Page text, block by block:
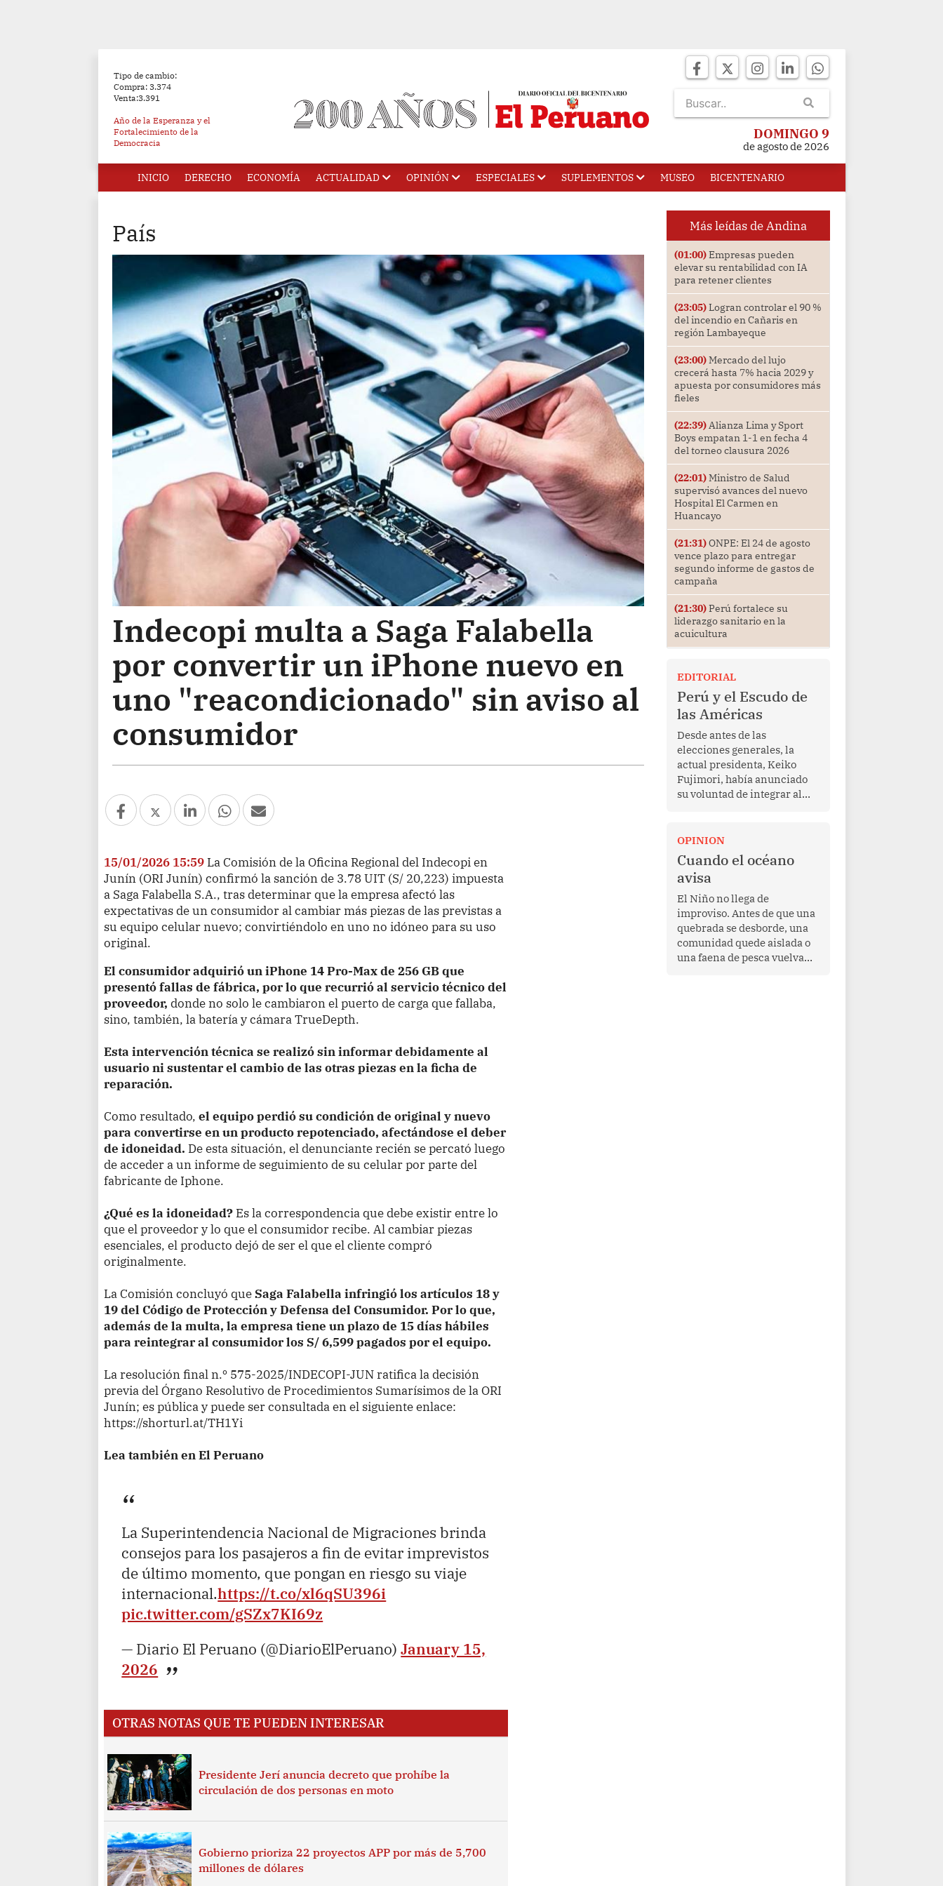
Tipo de cambio:
Compra: 3.374
Venta:3.391
Año de la Esperanza y el
Fortalecimiento de la
Democracia
DOMINGO 9
de agosto de 2026
INICIO DERECHO ECONOMÍA ACTUALIDAD OPINIÓN ESPECIALES SUPLEMENTOS MUSEO BICENTENARIO
País
Indecopi multa a Saga Falabella
por convertir un iPhone nuevo en
uno "reacondicionado" sin aviso al
consumidor
15/01/2026 15:59 La Comisión de la Oficina Regional del Indecopi en
Junín (ORI Junín) confirmó la sanción de 3.78 UIT (S/ 20,223) impuesta
a Saga Falabella S.A., tras determinar que la empresa afectó las
expectativas de un consumidor al cambiar más piezas de las previstas a
su equipo celular nuevo; convirtiéndolo en uno no idóneo para su uso
original.
El consumidor adquirió un iPhone 14 Pro-Max de 256 GB que
presentó fallas de fábrica, por lo que recurrió al servicio técnico del
proveedor,donde no solo le cambiaron el puerto de carga que fallaba,
sino, también, la batería y cámara TrueDepth.
Esta intervención técnica se realizó sin informar debidamente al
usuario ni sustentar el cambio de las otras piezas en la ficha de
reparación.
Como resultado,el equipo perdió su condición de original y nuevo
para convertirse en un producto repotenciado, afectándose el deber
de idoneidad. De esta situación, el denunciante recién se percató luego
de acceder a un informe de seguimiento de su celular por parte del
fabricante de Iphone.
¿Qué es la idoneidad? Es la correspondencia que debe existir entre lo
que el proveedor y lo que el consumidor recibe. Al cambiar piezas
esenciales, el producto dejó de ser el que el cliente compró
originalmente.
La Comisión concluyó queSaga Falabella infringió los artículos 18 y
19 del Código de Protección y Defensa del Consumidor. Por lo que,
además de la multa, la empresa tiene un plazo de 15 días hábiles
para reintegrar al consumidor los S/ 6,599 pagados por el equipo.
La resolución final n.º 575-2025/INDECOPI-JUN ratifica la decisión
previa del Órgano Resolutivo de Procedimientos Sumarísimos de la ORI
Junín; es pública y puede ser consultada en el siguiente enlace:
https://shorturl.at/TH1Yi
Lea también en El Peruano
La Superintendencia Nacional de Migraciones brinda
consejos para los pasajeros a fin de evitar imprevistos
de último momento, que pongan en riesgo su viaje
internacional.https://t.co/xl6qSU396i
pic.twitter.com/gSZx7KI69z
— Diario El Peruano (@DiarioElPeruano)January 15,
2026
OTRAS NOTAS QUE TE PUEDEN INTERESAR
Presidente Jerí anuncia decreto que prohíbe la
circulación de dos personas en moto
Gobierno prioriza 22 proyectos APP por más de 5,700
millones de dólares
Más leídas de Andina
(01:00)Empresas pueden
elevar su rentabilidad con IA
para retener clientes
(23:05)Logran controlar el 90 %
del incendio en Cañaris en
región Lambayeque
(23:00)Mercado del lujo
crecerá hasta 7% hacia 2029 y
apuesta por consumidores más
fieles
(22:39)Alianza Lima y Sport
Boys empatan 1-1 en fecha 4
del torneo clausura 2026
(22:01)Ministro de Salud
supervisó avances del nuevo
Hospital El Carmen en
Huancayo
(21:31)ONPE: El 24 de agosto
vence plazo para entregar
segundo informe de gastos de
campaña
(21:30)Perú fortalece su
liderazgo sanitario en la
acuicultura
EDITORIAL
Perú y el Escudo de
las Américas
Desde antes de las
elecciones generales, la
actual presidenta, Keiko
Fujimori, había anunciado
su voluntad de integrar al
en marzo de este año por el
mandatario estadounidense
Donald Trump, con el fin de
enfrentar al crimen
transnacional organizado y
al tráfico de drogas.
OPINION
Cuando el océano
avisa
El Niño no llega de
improviso. Antes de que una
quebrada se desborde, una
comunidad quede aislada o
una faena de pesca vuelva